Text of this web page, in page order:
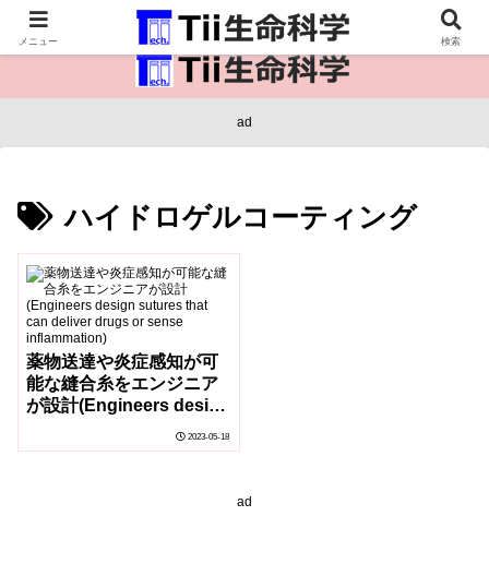
医療保健・生命・生物の情報インフラ。
ad
ハイドロゲルコーティング
薬物送達や炎症感知が可
能な縫合糸をエンジニア
が設計(Engineers design
sutures that can deliver
drugs or sense
2023-05-18
ad
メニュー 検索